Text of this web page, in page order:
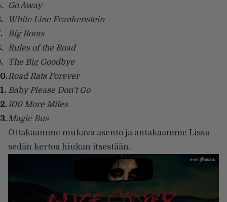
Go Away
White Line Frankenstein
Big Boots
Rules of the Road
The Big Goodbye
Road Rats Forever
Baby Please Don’t Go
100 More Miles
Magic Bus
Ottakaamme mukava asento ja antakaamme Lissu-
sedän kertoa hiukan itsestään.